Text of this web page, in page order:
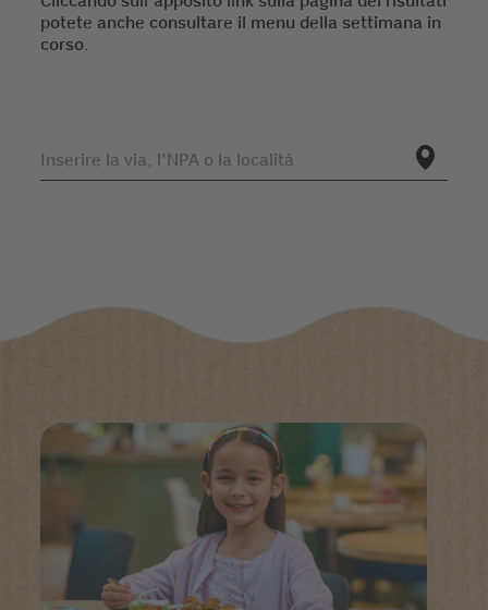
potete anche consultare il menu della settimana in
corso.